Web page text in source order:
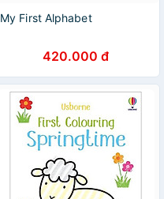
My First Alphabet
420.000 đ